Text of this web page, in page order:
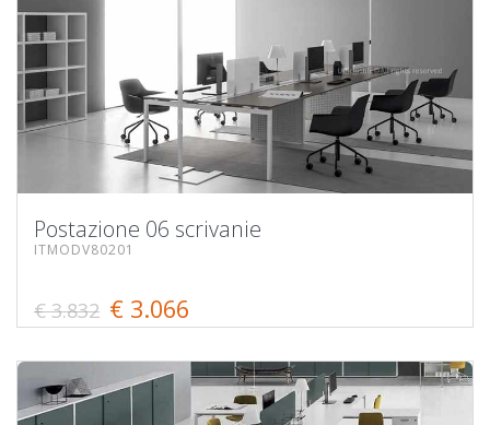
Postazione 06 scrivanie
ITMODV80201
€ 3.832 € 3.066